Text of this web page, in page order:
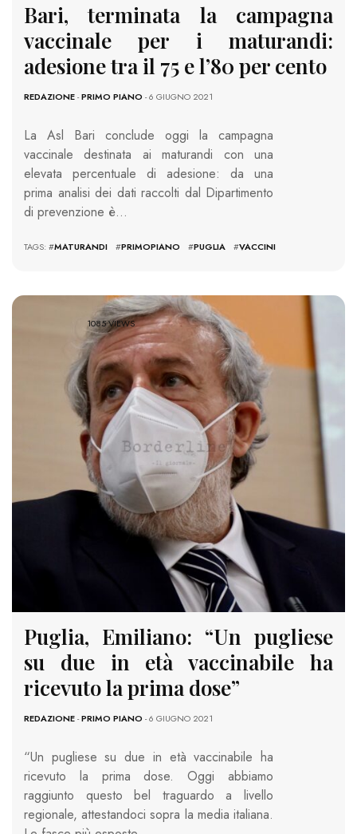
Bari, terminata la campagna
vaccinale per i maturandi:
adesione tra il 75 e l’80 per cento
REDAZIONE-PRIMO PIANO - 6 GIUGNO 2021
La Asl Bari conclude oggi la campagna
vaccinale destinata ai maturandi con una
elevata percentuale di adesione: da una
prima analisi dei dati raccolti dal Dipartimento
di prevenzione è…
TAGS: #MATURANDI #PRIMOPIANO #PUGLIA #VACCINI
1085 VIEWS
Puglia, Emiliano: “Un pugliese
su due in età vaccinabile ha
ricevuto la prima dose”
REDAZIONE-PRIMO PIANO - 6 GIUGNO 2021
“Un pugliese su due in età vaccinabile ha
ricevuto la prima dose. Oggi abbiamo
raggiunto questo bel traguardo a livello
regionale, attestandoci sopra la media italiana.